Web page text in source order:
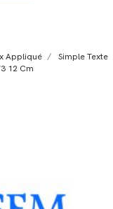
Appliqué
Simple Texte
12 Cm